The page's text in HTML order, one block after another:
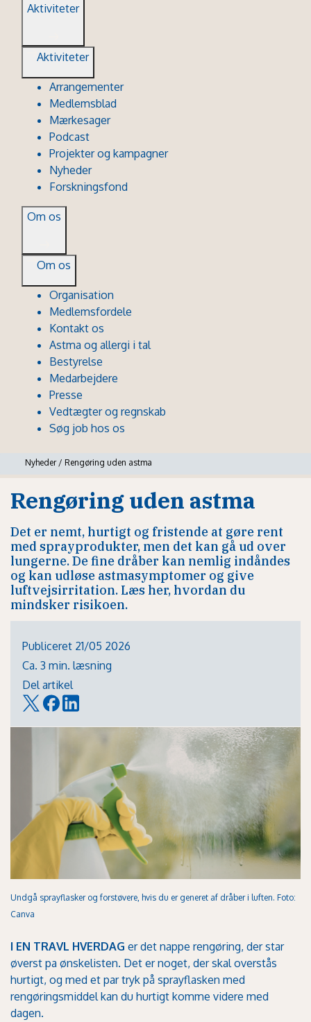
Aktiviteter
Aktiviteter
Arrangementer
Medlemsblad
Mærkesager
Podcast
Projekter og kampagner
Nyheder
Forskningsfond
Om os
Om os
Organisation
Medlemsfordele
Kontakt os
Astma og allergi i tal
Bestyrelse
Medarbejdere
Presse
Vedtægter og regnskab
Søg job hos os
Nyheder / Rengøring uden astma
Rengøring uden astma
Det er nemt, hurtigt og fristende at gøre rent
med sprayprodukter, men det kan gå ud over
lungerne. De fine dråber kan nemlig indåndes
og kan udløse astmasymptomer og give
luftvejsirritation. Læs her, hvordan du
mindsker risikoen.
Publiceret 21/05 2026
Ca. 3 min. læsning
Del artikel
Undgå sprayflasker og forstøvere, hvis du er generet af dråber i luften. Foto:
Canva
I EN TRAVL HVERDAG er det nappe rengøring, der star
øverst pa ønskelisten. Det er noget, der skal overstås
hurtigt, og med et par tryk på sprayflasken med
rengøringsmiddel kan du hurtigt komme videre med
dagen.